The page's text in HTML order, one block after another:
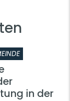
in der